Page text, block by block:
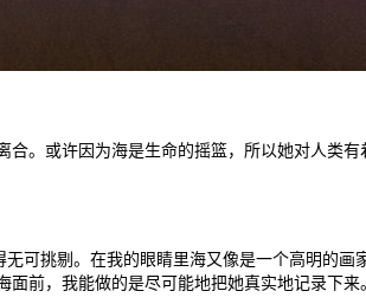
。或许因为海是生命的摇篮，所以她对人类
可挑剔。在我的眼睛里海又像是一个高明的
前，我能做的是尽可能地把她真实地记录下